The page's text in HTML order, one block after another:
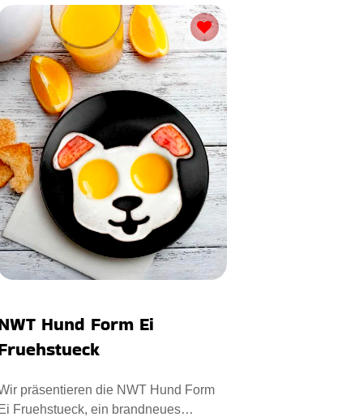
Hund Form Ei
präsentieren die NWT Hund Form
Ei Fruehstueck, ein brandneues